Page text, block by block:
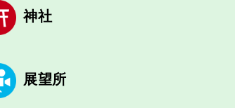
神社
展望所